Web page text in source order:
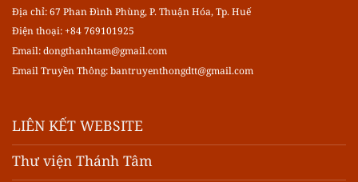
Địa chỉ: 67 Phan Đình Phùng, P. Thuận Hóa, Tp. Huế
Điện thoại: +84 769101925
Email:dongthanhtam@gmail.com
Email Truyền Thông:bantruyenthongdtt@gmail.com
LIÊN KẾT WEBSITE
Thư viện Thánh Tâm